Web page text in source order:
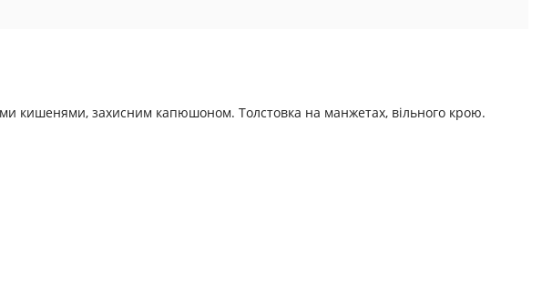
кишенями, захисним капюшоном. Толстовка на манжетах, вільного крою.